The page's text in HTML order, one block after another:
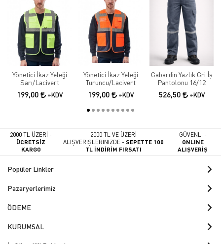
Yönetici İkaz Yeleği
Sarı/Lacivert
199,00 +KDV
Yönetici İkaz Yeleği
Turuncu/Lacivert
199,00 +KDV
Gabardin Yazlık Gri İş
Pantolonu 16/12
526,50 +KDV
2000 TL ÜZERİ -
ÜCRETSİZ
KARGO
2000 TL VE ÜZERİ
ALIŞVERİŞLERİNİZDE -SEPETTE 100
TL İNDİRİM FIRSATI
GÜVENLİ -
ONLINE
ALIŞVERİŞ
Popüler Linkler
Pazaryerlerimiz
ÖDEME
KURUMSAL